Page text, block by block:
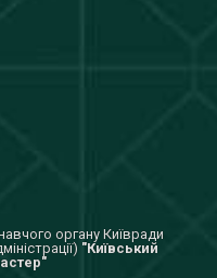
органу Київради
"Київський